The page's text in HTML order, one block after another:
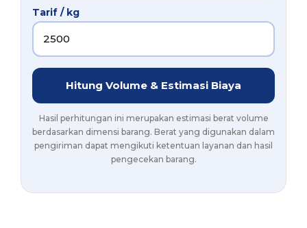
Tarif / kg
Hitung Volume & Estimasi Biaya
Hasil perhitungan ini merupakan estimasi berat volume
berdasarkan dimensi barang. Berat yang digunakan dalam
pengiriman dapat mengikuti ketentuan layanan dan hasil
pengecekan barang.